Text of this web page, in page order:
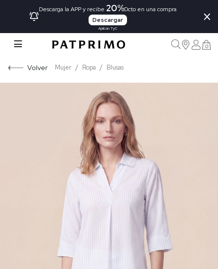
Descarga la APP y recibe 20%Dcto en una compra
Descargar
Aplican TyC
×
0
Volver Mujer Ropa Blusas